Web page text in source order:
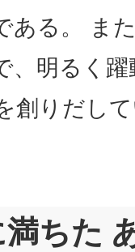
ある。 ま
、明るく
創りだし
ちた